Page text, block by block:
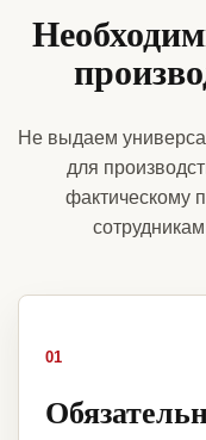
Не выдаем
для
фактическому
01